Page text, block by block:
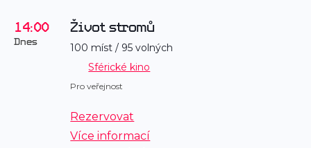
14:00
Dnes
Život stromů
100 míst / 95 volných
Sférické kino
Pro veřejnost
Rezervovat
Více informací